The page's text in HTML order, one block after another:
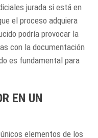
jurada si está en
el proceso adquiera
podría provocar la
con la documentación
es fundamental para
EN UN
elementos de los